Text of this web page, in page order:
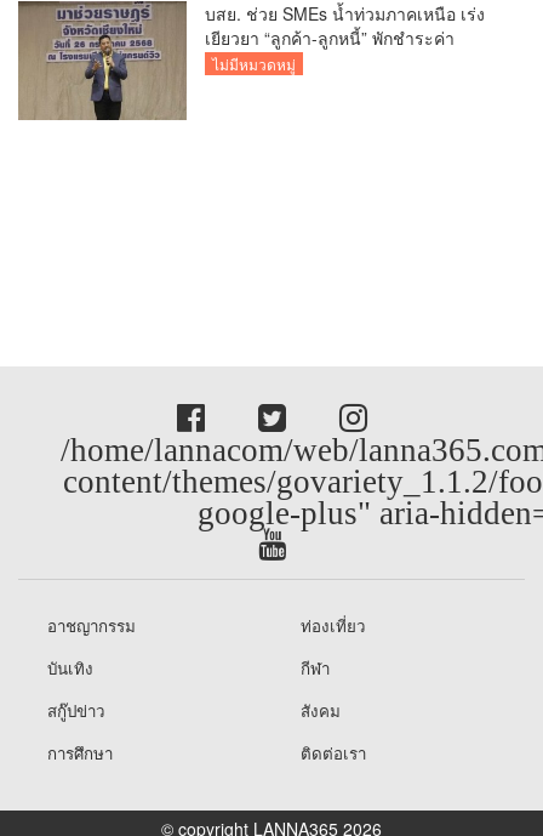
บสย. ช่วย SMEs น้ำท่วมภาคเหนือ เร่ง
เยียวยา “ลูกค้า-ลูกหนี้” พักชำระค่า
ธรรมเนียม-ค่างวด
ไม่มีหมวดหมู่
/home/lannacom/web/
content/themes/govariety_1.1.2/
google-plus" aria-
อาชญากรรม
ท่องเที่ยว
บันเทิง
กีฬา
สกู๊ปข่าว
สังคม
การศึกษา
ติดต่อเรา
© copyright LANNA365 2026